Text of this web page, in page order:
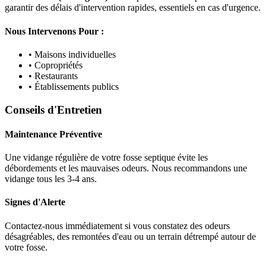
garantir des délais d'intervention rapides, essentiels en cas d'urgence.
Nous Intervenons Pour :
• Maisons individuelles
• Copropriétés
• Restaurants
• Établissements publics
Conseils d'Entretien
Maintenance Préventive
Une vidange régulière de votre fosse septique évite les
débordements et les mauvaises odeurs. Nous recommandons une
vidange tous les 3-4 ans.
Signes d'Alerte
Contactez-nous immédiatement si vous constatez des odeurs
désagréables, des remontées d'eau ou un terrain détrempé autour de
votre fosse.